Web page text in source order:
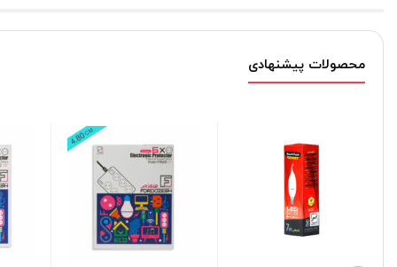
محصولات پیشنهادی